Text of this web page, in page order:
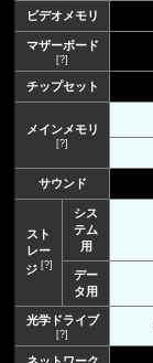
ビデオメモリ
マザーボード
[?]
チップセット
メインメモリ
[?]
サウンド
スト
レー
ジ [?]
シス
テム
用
デー
タ用
光学ドライブ
[?]